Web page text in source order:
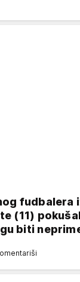
fudbalera
(11)
biti